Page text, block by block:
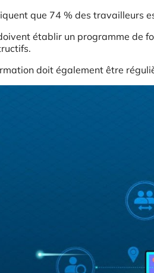
que 74 % des travailleurs
établir un programme de
doit également être